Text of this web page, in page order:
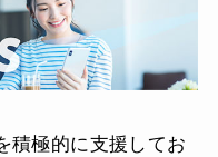
積極的に支援してお